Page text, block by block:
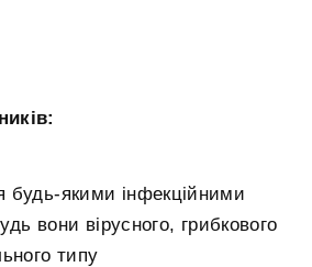
будь-якими інфекційними
вони вірусного, грибкового
типу